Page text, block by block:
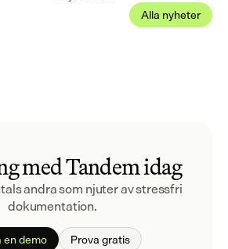
Alla nyheter
med Tandem idag
andra som njuter av stressfri
dokumentation.
en demo Prova gratis